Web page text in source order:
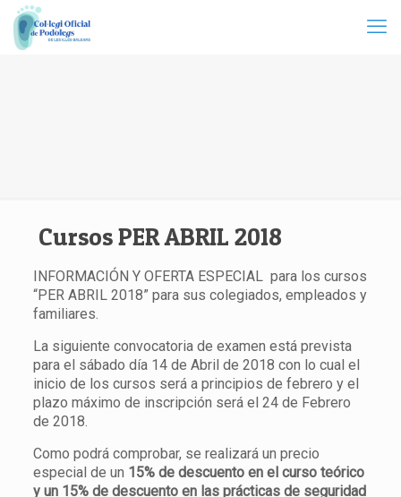
Cursos PER ABRIL 2018
INFORMACIÓN Y OFERTA ESPECIAL para los cursos
“PER ABRIL 2018” para sus colegiados, empleados y
familiares.
La siguiente convocatoria de examen está prevista
para el sábado día 14 de Abril de 2018 con lo cual el
inicio de los cursos será a principios de febrero y el
plazo máximo de inscripción será el 24 de Febrero
de 2018.
Como podrá comprobar, se realizará un precio
especial de un 15% de descuento en el curso teórico
y un 15% de descuento en las prácticas de seguridad